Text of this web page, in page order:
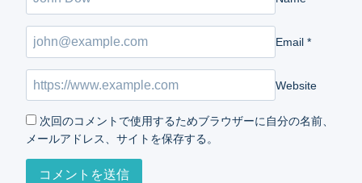
Email *
Website
次回のコメントで使用するためブラウザーに自分の名前、
メールアドレス、サイトを保存する。